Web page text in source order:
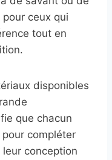
ceux qui
tout en
disponibles
que chacun
compléter
conception